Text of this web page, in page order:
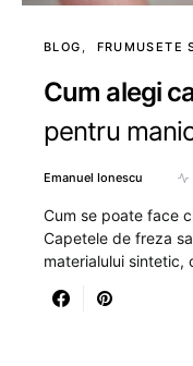
BLOG FRUMUSETE
Cum alegi
pentru
Emanuel Ionescu
Cum se poate face
Capetele de freza
materialului sintetic,